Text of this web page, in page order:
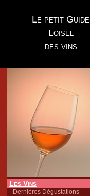
Le petit Guide
Loisel
des vins
Les Vins
Dernières Dégustations